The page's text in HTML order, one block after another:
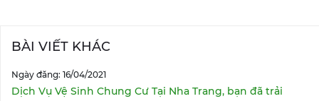
BÀI VIẾT KHÁC
Ngày đăng: 16/04/2021
Dịch Vụ Vệ Sinh Chung Cư Tại Nha Trang, bạn đã trải